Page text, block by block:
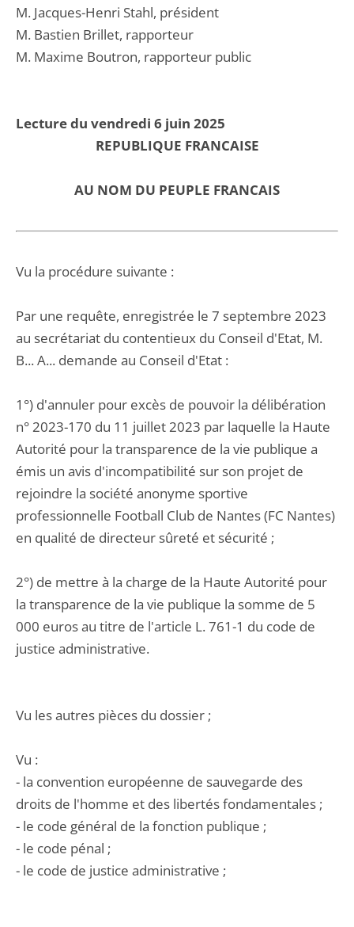
M. Jacques-Henri Stahl, président
M. Bastien Brillet, rapporteur
M. Maxime Boutron, rapporteur public
Lecture du vendredi 6 juin 2025
REPUBLIQUE FRANCAISE
AU NOM DU PEUPLE FRANCAIS
Vu la procédure suivante :
Par une requête, enregistrée le 7 septembre 2023
au secrétariat du contentieux du Conseil d'Etat, M.
B... A... demande au Conseil d'Etat :
1°) d'annuler pour excès de pouvoir la délibération
n° 2023-170 du 11 juillet 2023 par laquelle la Haute
Autorité pour la transparence de la vie publique a
émis un avis d'incompatibilité sur son projet de
rejoindre la société anonyme sportive
professionnelle Football Club de Nantes (FC Nantes)
en qualité de directeur sûreté et sécurité ;
2°) de mettre à la charge de la Haute Autorité pour
la transparence de la vie publique la somme de 5
000 euros au titre de l'article L. 761-1 du code de
justice administrative.
Vu les autres pièces du dossier ;
Vu :
- la convention européenne de sauvegarde des
droits de l'homme et des libertés fondamentales ;
- le code général de la fonction publique ;
- le code pénal ;
- le code de justice administrative ;